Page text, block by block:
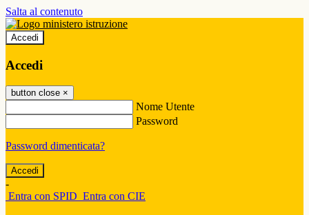
Salta al contenuto
Accedi
Accedi
button close ×
Nome Utente
Password
Password dimenticata?
-
Entra con SPID Entra con CIE